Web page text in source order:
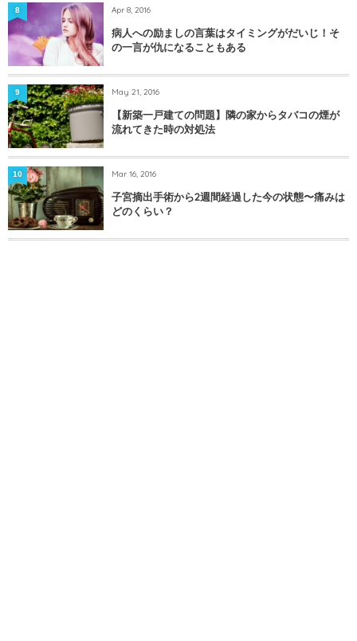
Apr 8, 2016
病人への励ましの言葉はタイミングがだいじ！そ
の一言が仇になることもある
8
May 21, 2016
【新築一戸建ての問題】隣の家からタバコの煙が
流れてきた時の対処法
9
Mar 16, 2016
子宮摘出手術から2週間経過した今の状態〜痛みは
どのくらい？
10